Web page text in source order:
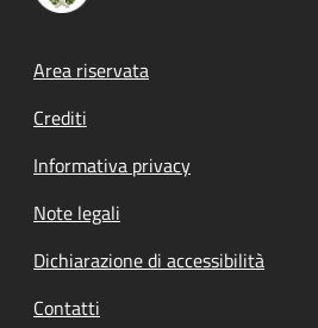
Footer menu
Area riservata
Crediti
Informativa privacy
Note legali
Dichiarazione di accessibilità
Contatti